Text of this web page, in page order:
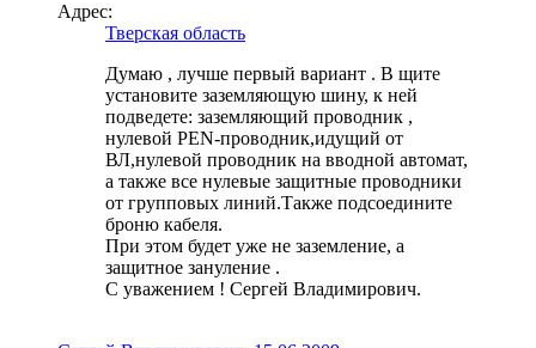
Адрес:
Тверская область
Думаю , лучше первый вариант . В щите
установите заземляющую шину, к ней
подведете: заземляющий проводник ,
нулевой PEN-проводник,идущий от
ВЛ,нулевой проводник на вводной автомат,
а также все нулевые защитные проводники
от групповых линий.Также подсоедините
броню кабеля.
При этом будет уже не заземление, а
защитное зануление .
С уважением ! Сергей Владимирович.